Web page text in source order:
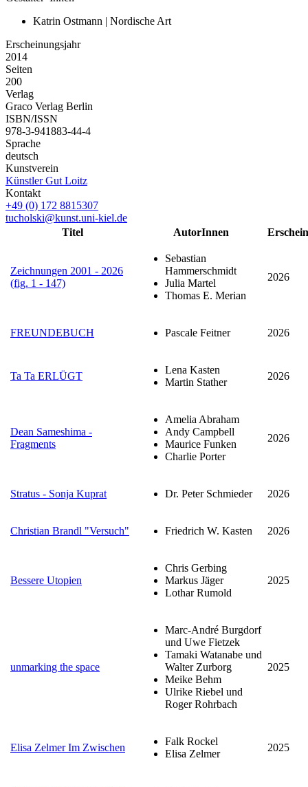
Katrin Ostmann | Nordische Art
Erscheinungsjahr
2014
Seiten
200
Verlag
Graco Verlag Berlin
ISBN/ISSN
978-3-941883-44-4
Sprache
deutsch
Kunstverein
Künstler Gut Loitz
Kontakt
+49 (0) 172 8815307
tucholski@kunst.uni-kiel.de
Titel
AutorInnen
Zeichnungen 2001 - 2026
(fig. 1 - 147)
Sebastian
Hammerschmidt
Julia Martel
Thomas E. Merian
2026
FREUNDEBUCH Pascale Feitner 2026
Ta Ta ERLÜGT
Lena Kasten
Martin Stather
2026
Dean Sameshima -
Fragments
Amelia Abraham
Andy Campbell
Maurice Funken
Charlie Porter
2026
Stratus - Sonja Kuprat Dr. Peter Schmieder 2026
Christian Brandl "Versuch" Friedrich W. Kasten 2026
Bessere Utopien
Chris Gerbing
Markus Jäger
Lothar Rumold
2025
unmarking the space
Marc-André Burgdorf
und Uwe Fietzek
Tamaki Watanabe und
Walter Zurborg
Meike Behm
Ulrike Riebel und
Roger Rohrbach
2025
Elisa Zelmer Im Zwischen
Falk Rockel
Elisa Zelmer
2025